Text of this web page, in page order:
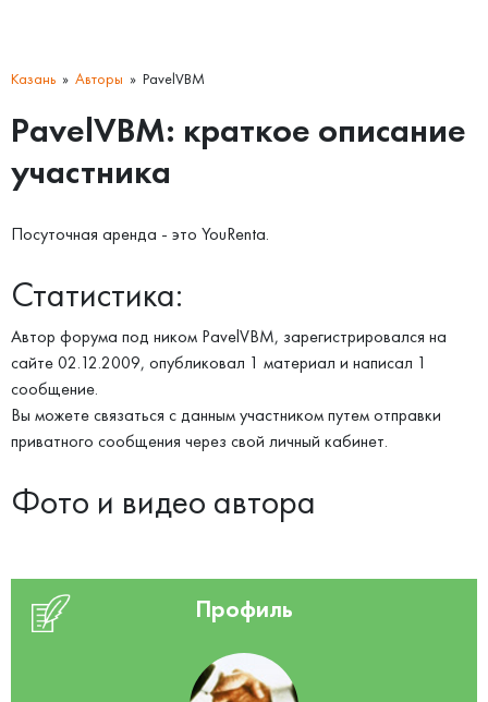
Казань Авторы PavelVBM
PavelVBM: краткое описание
участника
Посуточная аренда - это YouRenta.
Статистика:
Автор форума под ником PavelVBM, зарегистрировался на
сайте 02.12.2009, опубликовал 1 материал и написал 1
сообщение.
Вы можете связаться с данным участником путем отправки
приватного сообщения через свой личный кабинет.
Фото и видео автора
Профиль